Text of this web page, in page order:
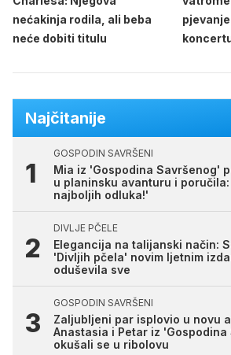
nećakinja rodila, ali beba
neće dobiti titulu
Najčitanije
GOSPODIN SAVRŠENI
Mia iz 'Gospodina Savršenog'
u planinsku avanturu i
najboljih odluka!'
DIVLJE PČELE
Elegancija na talijanski način:
'Divljih pčela' novim ljetnim
oduševila sve
GOSPODIN SAVRŠENI
Zaljubljeni par isplovio u novu
Anastasia i Petar iz 'Gospodina
okušali se u ribolovu